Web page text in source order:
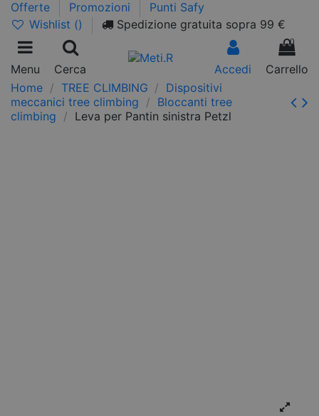
Offerte Promozioni
Punti Safy
Wishlist () Spedizione gratuita sopra 99 €
Menu Cerca Accedi
0
Carrello
Home
TREE CLIMBING
Dispositivi
meccanici tree climbing
Bloccanti tree
climbing
Leva per Pantin sinistra Petzl